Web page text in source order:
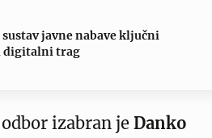
sustav javne nabave ključni
digitalni trag
izabran je Danko